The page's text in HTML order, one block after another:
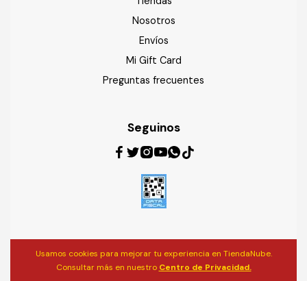
Nosotros
Envíos
Mi Gift Card
Preguntas frecuentes
Seguinos
Usamos cookies para mejorar tu experiencia en TiendaNube.
Consultar más en nuestro Centro de Privacidad.